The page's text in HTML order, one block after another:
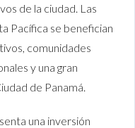
de la ciudad. Las
Pacífica se benefician
comunidades
y una gran
de Panamá.
una inversión